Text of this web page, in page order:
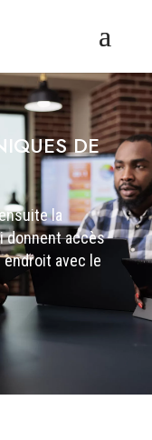
DE
la
donnent accès
endroit avec le